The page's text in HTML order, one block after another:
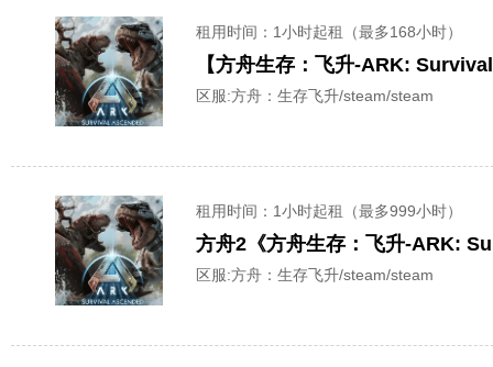
租用时间 ：1小时起租（最多168小时）
【方舟生存：飞升-ARK:
区服:方舟：生存飞升/steam/steam
租用时间 ：1小时起租（最多999小时）
方舟2《方舟生存：飞升-ARK:
区服:方舟：生存飞升/steam/steam